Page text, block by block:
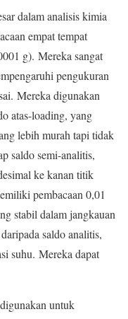
dalam analisis kimia
empat tempat
g). Mereka sangat
pengukuran
Mereka digunakan
atas-loading, yang
lebih murah tapi tidak
saldo semi-analitis,
ke kanan titik
pembacaan 0,01
stabil dalam jangkauan
saldo analitis,
suhu. Mereka dapat
untuk